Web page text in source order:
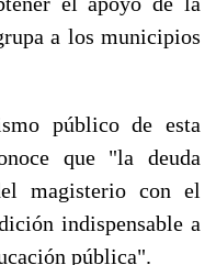
a los municipios
público de esta
que "la deuda
magisterio con el
indispensable a
pública".